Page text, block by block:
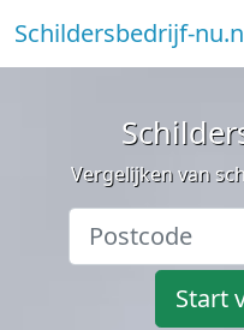
Schildersbedrijf-
Vergelijken van
Start